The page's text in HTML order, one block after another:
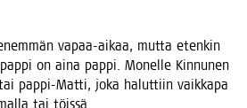
vapaa-aikaa, mut­ta eten­kin
on aina pap­pi. Monel­le Kin­nu­nen
pap­pi-Mat­ti, joka halut­tiin vaik­ka­pa